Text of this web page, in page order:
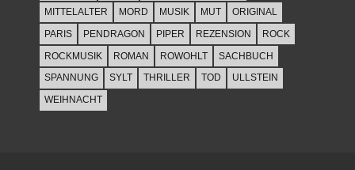
MITTELALTER
MORD MUSIK MUT
ORIGINAL
PARIS
PENDRAGON PIPER REZENSION
ROCK
ROCKMUSIK
ROMAN ROWOHLT
SACHBUCH
SPANNUNG
SYLT THRILLER TOD
ULLSTEIN
WEIHNACHT